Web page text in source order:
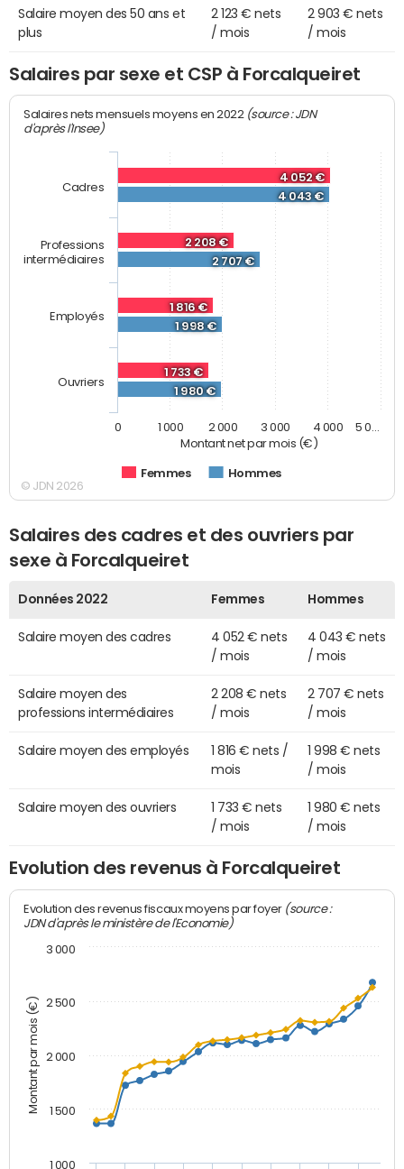
Salaire moyen des 50 ans et
plus
2 123 € nets
/ mois
2 903 € nets
/ mois
Salaires par sexe et CSP à Forcalqueiret
Montant net par mois (€)
Salaires nets mensuels moyens en 2022 (source : JDN
d'après l'Insee)
4 052 €
2 208 €
1 816 €
1 733 €
4 043 €
2 707 €
1 998 €
1 980 €
Femmes Hommes
Cadres
Professions
intermédiaires
Employés
Ouvriers
0 1 000 2 000 3 000 4 000 5 0…
© JDN 2026
Salaires des cadres et des ouvriers par
sexe à Forcalqueiret
Données 2022 Femmes Hommes
Salaire moyen des cadres
4 052 € nets
/ mois
4 043 € nets
/ mois
Salaire moyen des
professions intermédiaires
2 208 € nets
/ mois
2 707 € nets
/ mois
Salaire moyen des employés
1 816 € nets /
mois
1 998 € nets
/ mois
Salaire moyen des ouvriers
1 733 € nets
/ mois
1 980 € nets
/ mois
Evolution des revenus à Forcalqueiret
Montant par mois (€)
Evolution des revenus fiscaux moyens par foyer (source :
JDN d'après le ministère de l'Economie)
1 000
1 500
2 000
2 500
3 000